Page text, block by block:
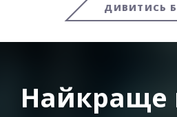
ДИВИТИСЬ
Найкраще